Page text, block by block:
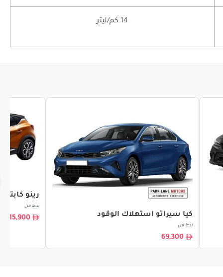
14 كم/ليتر
كيا سيراتو استهلاك الوقود
بدءا من
69,300
رينو
بدءا من
15,900